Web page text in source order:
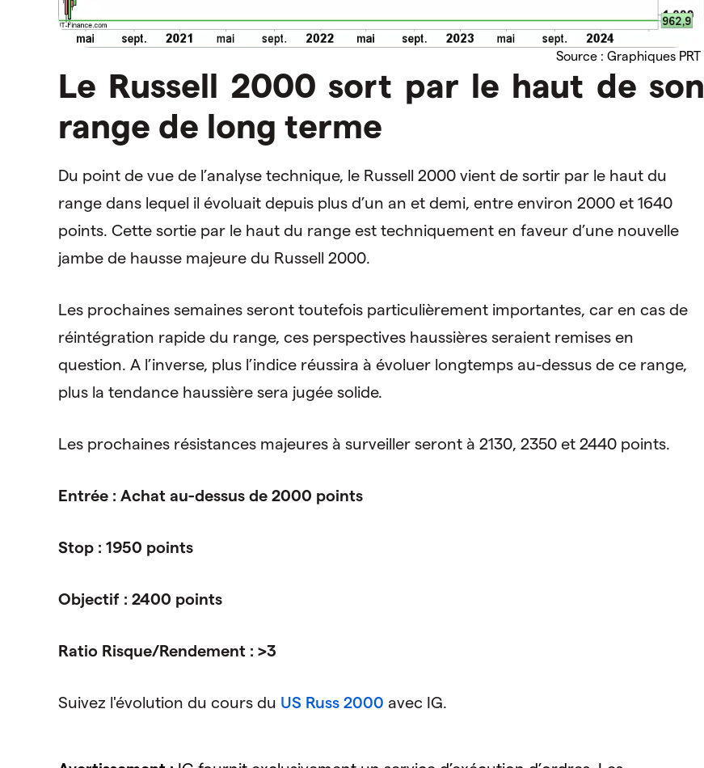
Source : Graphiques PRT
Le Russell 2000 sort par le haut de son
range de long terme
Du point de vue de l’analyse technique, le Russell 2000 vient de sortir par le haut du
range dans lequel il évoluait depuis plus d’un an et demi, entre environ 2000 et 1640
points. Cette sortie par le haut du range est techniquement en faveur d’une nouvelle
jambe de hausse majeure du Russell 2000.
Les prochaines semaines seront toutefois particulièrement importantes, car en cas de
réintégration rapide du range, ces perspectives haussières seraient remises en
question. A l’inverse, plus l’indice réussira à évoluer longtemps au-dessus de ce range,
plus la tendance haussière sera jugée solide.
Les prochaines résistances majeures à surveiller seront à 2130, 2350 et 2440 points.
Entrée : Achat au-dessus de 2000 points
Stop : 1950 points
Objectif : 2400 points
Ratio Risque/Rendement : >3
Suivez l'évolution du cours du US Russ 2000 avec IG.